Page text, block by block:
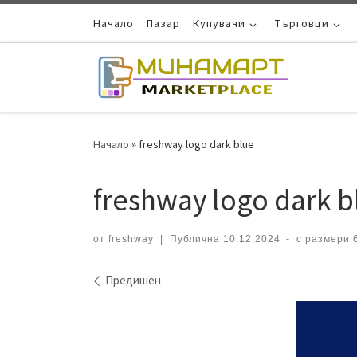
Skip to contentНачало Пазар Купувачи Търговци
Начало »freshway logo dark blue
freshway logo dark
от freshway | Публична 10.12.2024 - с размери
Навигация на
Предишен